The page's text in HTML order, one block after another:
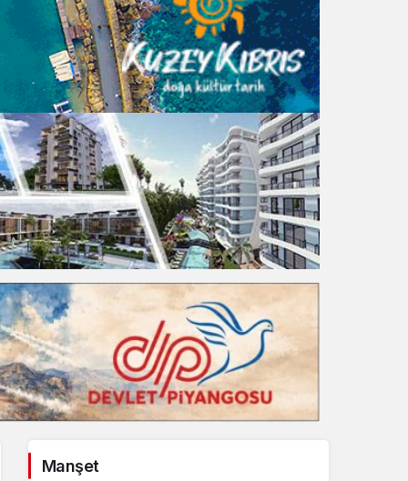
Gündüz Modu
Gündüz modunu seçin.
Gece Modu
Gece modunu seçin.
Sistem Modu
Sistem modunu seçin.
Manşet